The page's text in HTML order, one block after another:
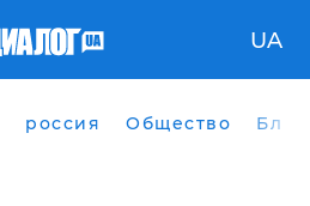
UA
россия Общество